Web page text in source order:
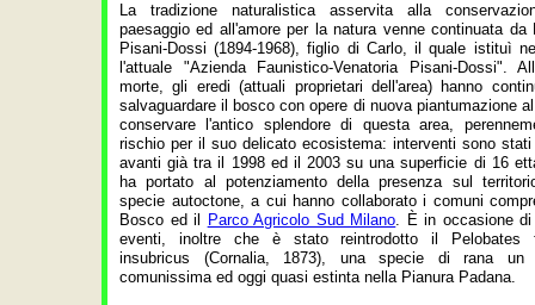
La tradizione naturalistica asservita alla
paesaggio ed all'amore per la natura venne continuata da
Pisani-Dossi (1894-1968), figlio di Carlo, il quale istituì
l'attuale "Azienda Faunistico-Venatoria Pisani-Dossi".
morte, gli eredi (attuali proprietari dell'area) hanno
salvaguardare il bosco con opere di nuova piantumazione
conservare l'antico splendore di questa area,
rischio per il suo delicato ecosistema: interventi sono stati
avanti già tra il 1998 ed il 2003 su una superficie di 16
ha portato al potenziamento della presenza sul
specie autoctone, a cui hanno collaborato i comuni
Bosco ed il
Parco Agricolo Sud Milano. È in occasione
eventi, inoltre che è stato reintrodotto il Pelobates
insubricus (Cornalia, 1873), una specie di rana un
comunissima ed oggi quasi estinta nella Pianura Padana.